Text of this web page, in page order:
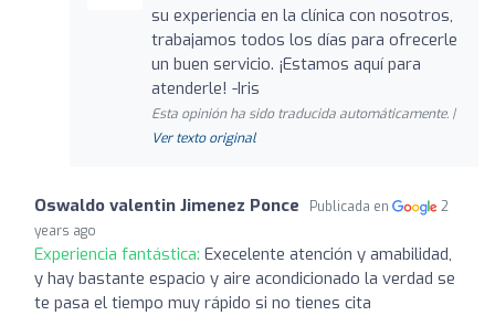
su experiencia en la clínica con nosotros,
trabajamos todos los días para ofrecerle
un buen servicio. ¡Estamos aquí para
atenderle! -Iris
Esta opinión ha sido traducida automáticamente. |
Ver texto original
Oswaldo valentin Jimenez Ponce Publicada en
2
years ago
Experiencia fantástica: Execelente atención y amabilidad,
y hay bastante espacio y aire acondicionado la verdad se
te pasa el tiempo muy rápido si no tienes cita